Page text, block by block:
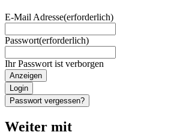
E-Mail Adresse(erforderlich)
Passwort(erforderlich)
Ihr Passwort ist verborgen
Anzeigen
Login
Passwort vergessen?
Weiter mit